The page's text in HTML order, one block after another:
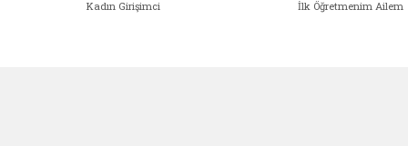
Kadın Girişimci İlk Öğretmenim Ailem